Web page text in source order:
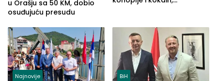
u Orašju sa 50 KM, dobio
osuđujuću presudu
Najnovije BiH